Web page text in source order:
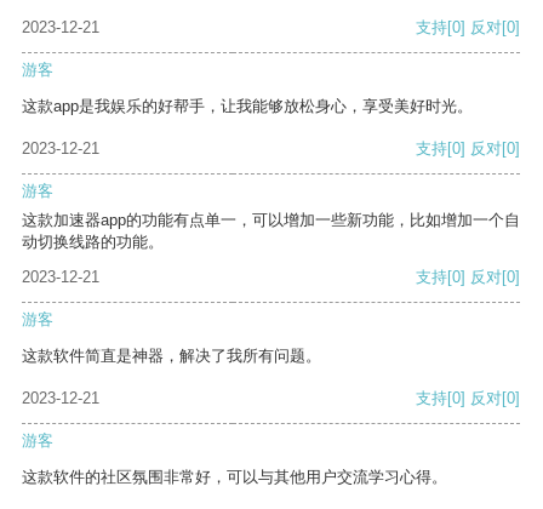
2023-12-21 支持[0] 反对[0]
游客
这款app是我娱乐的好帮手，让我能够放松身心，享受美好时光。
2023-12-21 支持[0] 反对[0]
游客
这款加速器app的功能有点单一，可以增加一些新功能，比如增加一个自
动切换线路的功能。
2023-12-21
支持[0] 反对[0]
游客
这款软件简直是神器，解决了我所有问题。
2023-12-21 支持[0] 反对[0]
游客
这款软件的社区氛围非常好，可以与其他用户交流学习心得。